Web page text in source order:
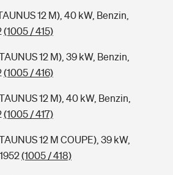
12 M), 40 kW, Benzin,
(1005 / 415)
12 M), 39 kW, Benzin,
(1005 / 416)
12 M), 40 kW, Benzin,
(1005 / 417)
12 M COUPE), 39 kW,
(1005 / 418)